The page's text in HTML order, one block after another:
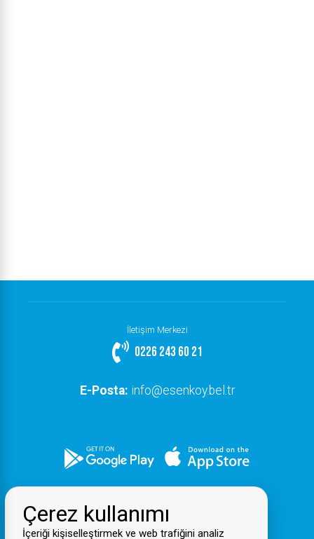
İletişim Merkezi
0226 243 60 21
E-Posta: info@esenkoy.bel.tr
Çerez kullanımı
İçeriği kişiselleştirmek ve web trafiğini analiz